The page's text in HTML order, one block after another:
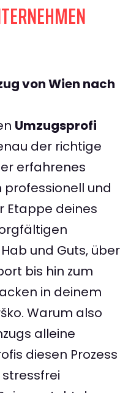
von Wien nach
Umzugsprofi
der richtige
erfahrenes
und
Etappe deines
und Guts, über
bis hin zum
in deinem
Warum also
alleine
diesen Prozess